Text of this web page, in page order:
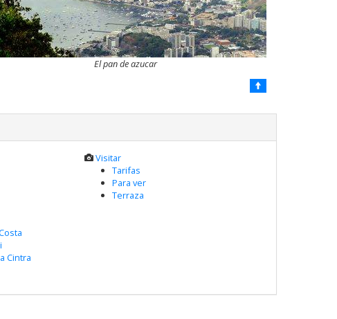
El pan de azucar
Cintra
Visitar
Tarifas
Para ver
Terraza